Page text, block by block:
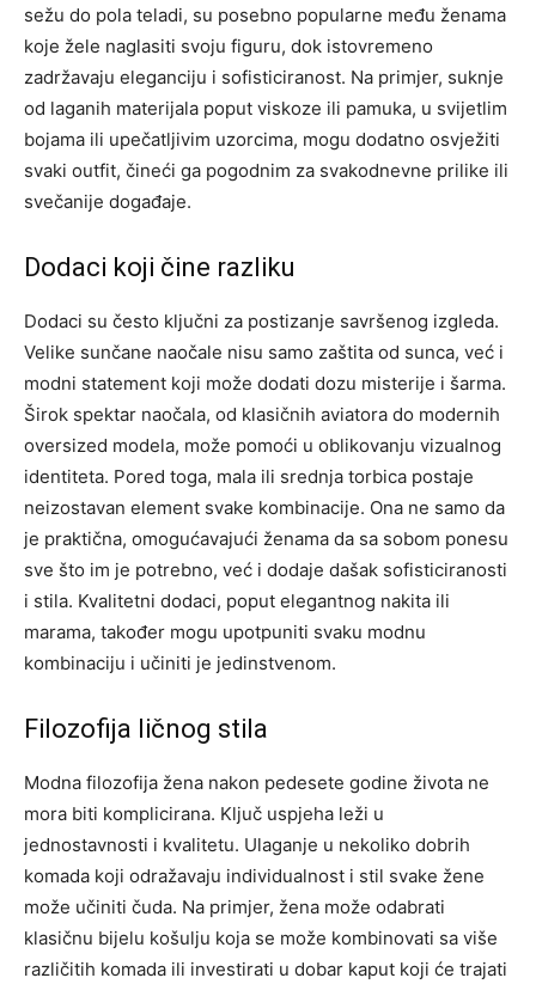
sežu do pola teladi, su posebno popularne među ženama
koje žele naglasiti svoju figuru, dok istovremeno
zadržavaju eleganciju i sofisticiranost. Na primjer, suknje
od laganih materijala poput viskoze ili pamuka, u svijetlim
bojama ili upečatljivim uzorcima, mogu dodatno osvježiti
svaki outfit, čineći ga pogodnim za svakodnevne prilike ili
svečanije događaje.
Dodaci koji čine razliku
Dodaci su često ključni za postizanje savršenog izgleda.
Velike sunčane naočale nisu samo zaštita od sunca, već i
modni statement koji može dodati dozu misterije i šarma.
Širok spektar naočala, od klasičnih aviatora do modernih
oversized modela, može pomoći u oblikovanju vizualnog
identiteta. Pored toga, mala ili srednja torbica postaje
neizostavan element svake kombinacije. Ona ne samo da
je praktična, omogućavajući ženama da sa sobom ponesu
sve što im je potrebno, već i dodaje dašak sofisticiranosti
i stila. Kvalitetni dodaci, poput elegantnog nakita ili
marama, također mogu upotpuniti svaku modnu
kombinaciju i učiniti je jedinstvenom.
Filozofija ličnog stila
Modna filozofija žena nakon pedesete godine života ne
mora biti komplicirana. Ključ uspjeha leži u
jednostavnosti i kvalitetu. Ulaganje u nekoliko dobrih
komada koji odražavaju individualnost i stil svake žene
može učiniti čuda. Na primjer, žena može odabrati
klasičnu bijelu košulju koja se može kombinovati sa više
različitih komada ili investirati u dobar kaput koji će trajati